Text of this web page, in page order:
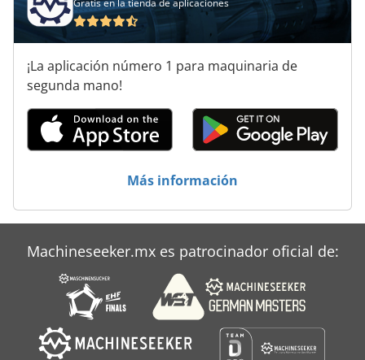
Sem London
Sembradora De Combinación
Semirremolque Plataforma
Sistema De Extracción De
Transporte De
Transporte De Carga Pesada
Gratis en la tienda de aplicaciones
¡La aplicación número 1 para maquinaria de
segunda mano!
Más información
Machineseeker.mx es patrocinador oficial de: